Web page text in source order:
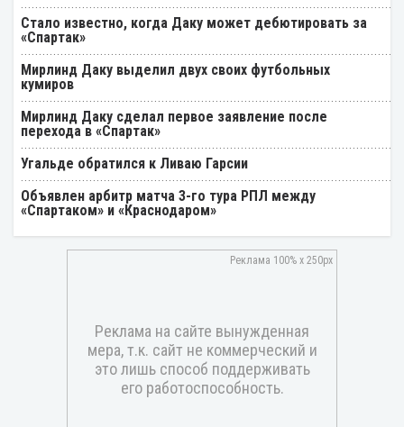
Стало известно, когда Даку может дебютировать за
«Спартак»
Мирлинд Даку выделил двух своих футбольных
кумиров
Мирлинд Даку сделал первое заявление после
перехода в «Спартак»
Угальде обратился к Ливаю Гарсии
Объявлен арбитр матча 3-го тура РПЛ между
«Спартаком» и «Краснодаром»